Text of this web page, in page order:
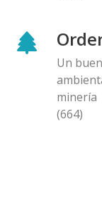
Un
minería
(664)